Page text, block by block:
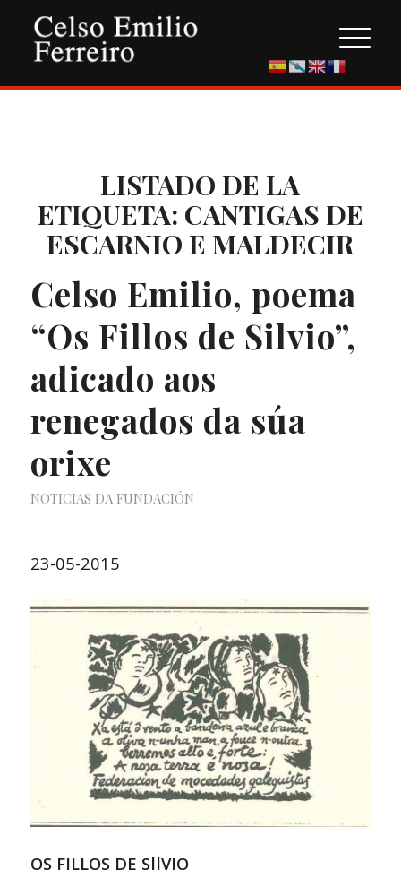
LISTADO DE LA
ETIQUETA: CANTIGAS DE
ESCARNIO E MALDECIR
Celso Emilio, poema
“Os Fillos de Silvio”,
adicado aos
renegados da súa
orixe
NOTICIAS DA FUNDACIÓN
23-05-2015
OS FILLOS DE SllVIO